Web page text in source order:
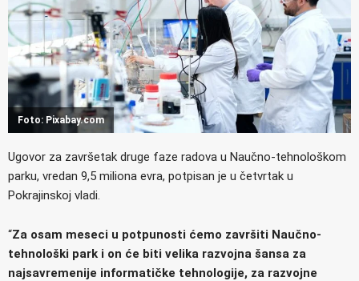
Foto: Pixabay.com
Ugovor za završetak druge faze radova u Naučno-tehnološkom
parku, vredan 9,5 miliona evra, potpisan je u četvrtak u
Pokrajinskoj vladi.
“Za osam meseci u potpunosti ćemo završiti Naučno-
tehnološki park i on će biti velika razvojna šansa za
najsavremenije informatičke tehnologije, za razvojne